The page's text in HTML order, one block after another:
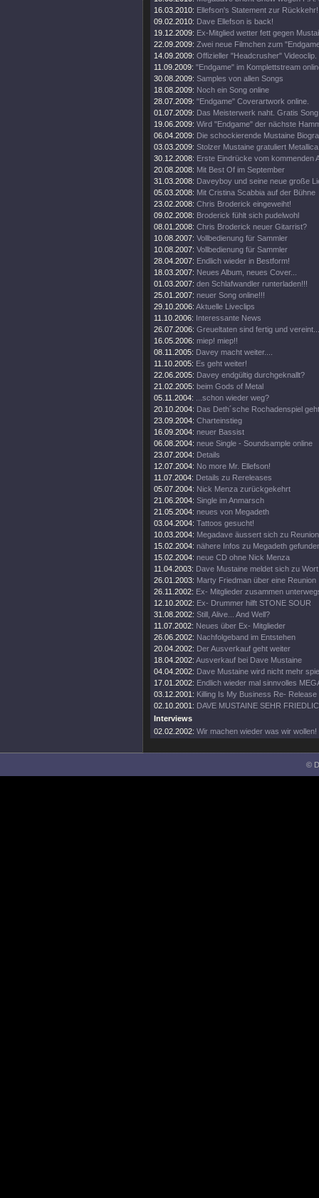
16.03.2010: Ellefson's Statement zur Rückkehr!
09.02.2010: Dave Ellefson is back!
19.12.2009: Ex-Mitglied wetter fett gegen
22.09.2009: Zwei neue Filmchen zum
14.09.2009: Offizieller "Headcrusher" Videoclip.
11.09.2009: "Endgame" im Komplettstream
30.08.2009: Samples von allen Songs
18.08.2009: Noch ein Song online
28.07.2009: "Endgame" Coverartwork online.
01.07.2009: Das Meisterwerk naht. Gratis
19.06.2009: Wird "Endgame" der nächste
06.04.2009: Die schockierende Mustaine
03.03.2009: Stolzer Mustaine gratuliert
30.12.2008: Erste Eindrücke vom kommenden
20.08.2008: Mit Best Of im September
31.03.2008: Daveyboy und seine neue große
05.03.2008: Mit Cristina Scabbia auf der Bühne
23.02.2008: Chris Broderick eingeweiht!
09.02.2008: Broderick fühlt sich pudelwohl
08.01.2008: Chris Broderick neuer Gitarrist?
10.08.2007: Vollbedienung für Sammler
10.08.2007: Vollbedienung für Sammler
28.04.2007: Endlich wieder in Bestform!
18.03.2007: Neues Album, neues Cover...
01.03.2007: den Schlafwandler runterladen!!!
25.01.2007: neuer Song online!!!
29.10.2006: Aktuelle Liveclips
11.10.2006: Interessante News
26.07.2006: Greueltaten sind fertig und vereint...
16.05.2006: miep! miep!!
08.11.2005: Davey macht weiter....
11.10.2005: Es geht weiter!
22.06.2005: Davey endgültig durchgeknallt?
21.02.2005: beim Gods of Metal
05.11.2004:
...schon wieder weg?
20.10.2004: Das Deth´sche Rochadenspiel
23.09.2004: Charteinstieg
16.09.2004: neuer Bassist
06.08.2004: neue Single - Soundsample online
23.07.2004: Details
12.07.2004: No more Mr. Ellefson!
11.07.2004: Details zu Rereleases
05.07.2004: Nick Menza zurückgekehrt
21.06.2004: Single im Anmarsch
21.05.2004: neues von Megadeth
03.04.2004: Tattoos gesucht!
10.03.2004: Megadave äussert sich zu Reunion
15.02.2004: nähere Infos zu Megadeth
15.02.2004: neue CD ohne Nick Menza
11.04.2003: Dave Mustaine meldet sich zu Wort
26.01.2003: Marty Friedman über eine Reunion
26.11.2002: Ex- Mitglieder zusammen
12.10.2002: Ex- Drummer hilft STONE SOUR
31.08.2002: Still, Alive... And Well?
11.07.2002: Neues über Ex- Mitglieder
26.06.2002: Nachfolgeband im Entstehen
20.04.2002: Der Ausverkauf geht weiter
18.04.2002: Ausverkauf bei Dave Mustaine
04.04.2002: Dave Mustaine wird nicht mehr
17.01.2002: Endlich wieder mal sinnvolles
03.12.2001: Killing Is My Business Re- Release
02.10.2001: DAVE MUSTAINE SEHR
Interviews
02.02.2002: Wir machen wieder was wir wollen!
©